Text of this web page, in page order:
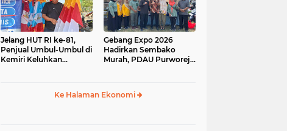
Jelang HUT RI ke-81,
Penjual Umbul-Umbul di
Kemiri Keluhkan
Gebang Expo 2026
Hadirkan Sembako
Murah, PDAU Purworejo
Ke Halaman Ekonomi